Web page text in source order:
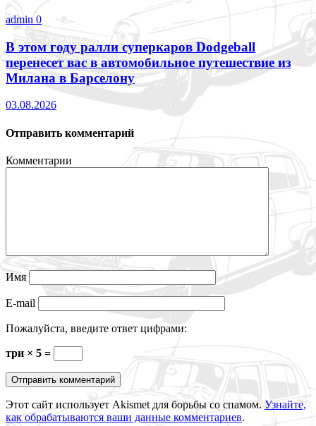
admin 0
В этом году ралли суперкаров Dodgeball
перенесет вас в автомобильное путешествие из
Милана в Барселону
03.08.2026
Отправить комментарий
Комментарии
Имя
E-mail
Пожалуйста, введите ответ цифрами:
три × 5 =
Этот сайт использует Akismet для борьбы со спамом. Узнайте,
как обрабатываются ваши данные комментариев.